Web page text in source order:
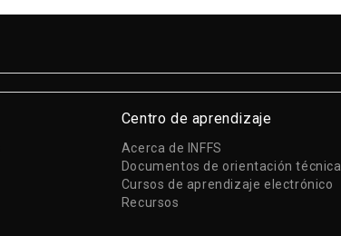
Centro de aprendizaje
Acerca de INFFS
Documentos de orientación técnica
Cursos de aprendizaje electrónico
Recursos